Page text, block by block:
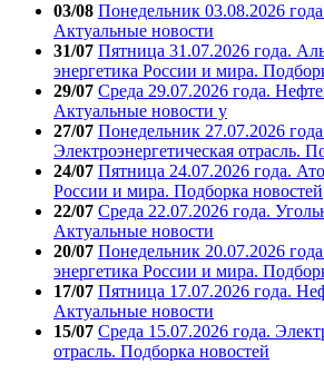
03/08 Понедельник 03.08.2026
Актуальные новости
31/07 Пятница 31.07.2026 года.
энергетика России и мира.
29/07 Среда 29.07.2026 года.
Актуальные новости у
27/07 Понедельник 27.07.2026
Электроэнергетическая отрасль.
24/07 Пятница 24.07.2026 года.
России и мира. Подборка новостей
22/07 Среда 22.07.2026 года.
Актуальные новости
20/07 Понедельник 20.07.2026
энергетика России и мира.
17/07 Пятница 17.07.2026 года.
Актуальные новости
15/07 Среда 15.07.2026 года.
отрасль. Подборка новостей